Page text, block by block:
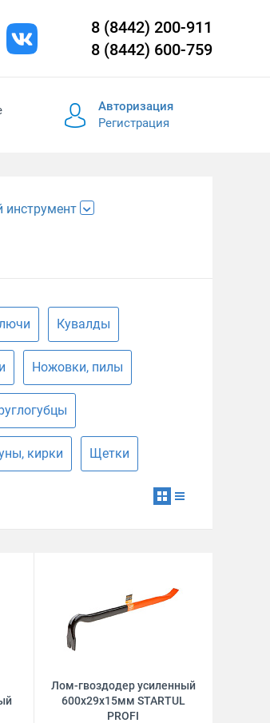
8 (8442) 200-911
8 (8442) 600-759
Авторизация
Регистрация
инструмент
Кувалды
Ножовки, пилы
кирки Щетки
Лом-гвоздодер усиленный
600х29х15мм STARTUL
PROFI